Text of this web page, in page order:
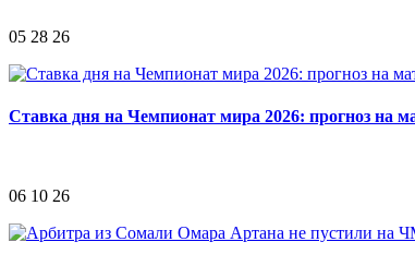
05 28 26
Ставка дня на Чемпионат мира 2026: прогноз на
06 10 26